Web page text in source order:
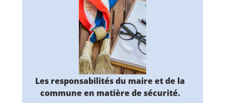
Les responsabilitésdu maire et de la
commune en matière de sécurité.